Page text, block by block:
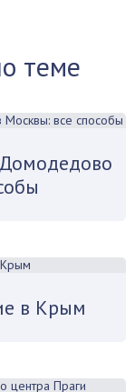
теме
в Крым